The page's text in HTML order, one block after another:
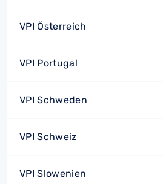
VPI Österreich
VPI Portugal
VPI Schweden
VPI Schweiz
VPI Slowenien